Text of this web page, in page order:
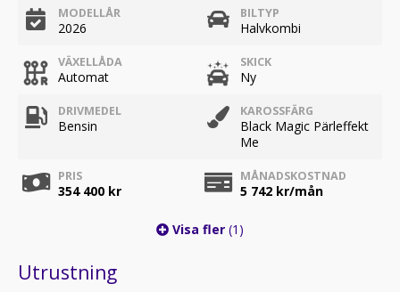
MODELLÅR
2026
BILTYP
Halvkombi
VÄXELLÅDA
Automat
SKICK
Ny
DRIVMEDEL
Bensin
KAROSSFÄRG
Black Magic Pärleffekt
Me
PRIS
354 400 kr
MÅNADSKOSTNAD
5 742 kr/mån
Visa fler (1)
Utrustning